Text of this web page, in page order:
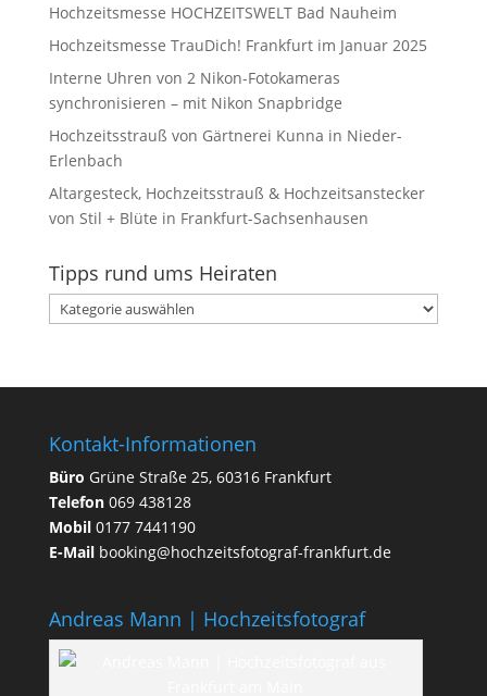
Hochzeitsmesse HOCHZEITSWELT Bad Nauheim
Hochzeitsmesse TrauDich! Frankfurt im Januar 2025
Interne Uhren von 2 Nikon-Fotokameras
synchronisieren – mit Nikon Snapbridge
Hochzeitsstrauß von Gärtnerei Kunna in Nieder-
Erlenbach
Altargesteck, Hochzeitsstrauß & Hochzeitsanstecker
von Stil + Blüte in Frankfurt-Sachsenhausen
Tipps rund ums Heiraten
Tipps
rund
Kontakt-Informationen
Büro Grüne Straße 25, 60316 Frankfurt
Telefon069 438128
Mobil0177 7441190
E-Mail booking@hochzeitsfotograf-frankfurt.de
Andreas Mann | Hochzeitsfotograf